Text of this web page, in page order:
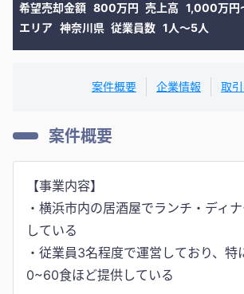
希望売却金額 800万円 売上高 1,000万円
エリア 神奈川県 従業員数 1人〜5人
案件概要 企業情報 取
案件概要
【事業内容】
・横浜市内の居酒屋でランチ・ディ
している
・従業員3名程度で運営しており、特
0~60食ほど提供している